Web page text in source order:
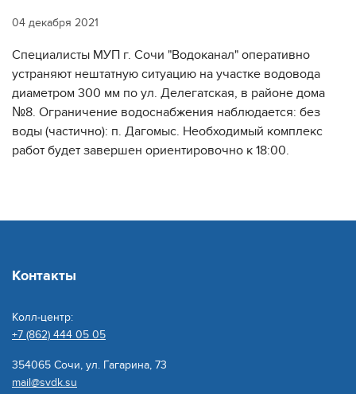
04 декабря 2021
Специалисты МУП г. Сочи "Водоканал" оперативно
устраняют нештатную ситуацию на участке водовода
диаметром 300 мм по ул. Делегатская, в районе дома
№8. Ограничение водоснабжения наблюдается: без
воды (частично): п. Дагомыс. Необходимый комплекс
работ будет завершен ориентировочно к 18:00.
Контакты
Колл-центр:
+7 (862) 444 05 05
354065 Сочи, ул. Гагарина, 73
mail@svdk.su